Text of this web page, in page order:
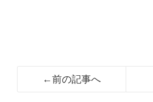
←前の記事へ